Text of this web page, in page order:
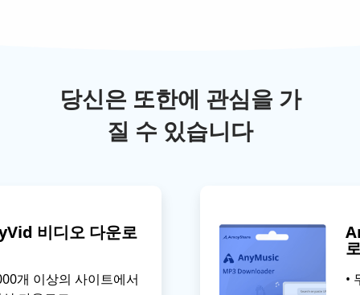
당신은 또한에 관심을 가
질 수 있습니다
비디오 다운로
개 이상의 사이트에서
•